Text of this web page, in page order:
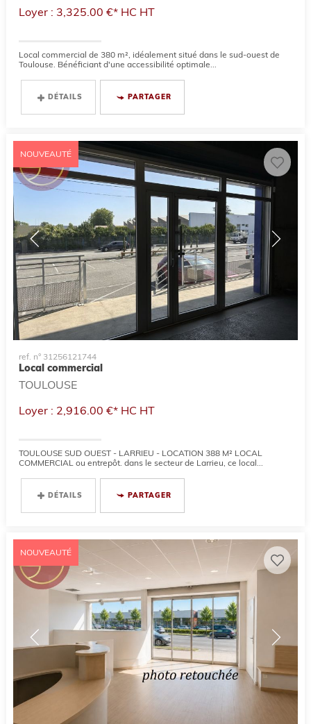
Loyer : 3,325.00 €* HC HT
Local commercial de 380 m², idéalement situé dans le sud-ouest de
Toulouse. Bénéficiant d'une accessibilité optimale...
DÉTAILS PARTAGER
NOUVEAUTÉ
ref. n° 31256121744
Local commercial
TOULOUSE
Loyer : 2,916.00 €* HC HT
TOULOUSE SUD OUEST - LARRIEU - LOCATION 388 M² LOCAL
COMMERCIAL ou entrepôt. dans le secteur de Larrieu, ce local...
DÉTAILS PARTAGER
NOUVEAUTÉ